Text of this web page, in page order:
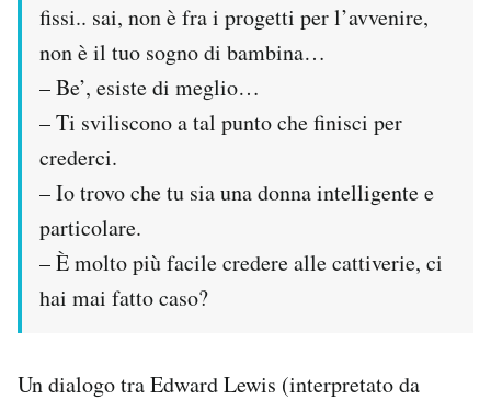
fissi.. sai, non è fra i progetti per l’avvenire,
non è il tuo sogno di bambina…
– Be’, esiste di meglio…
– Ti sviliscono a tal punto che finisci per
crederci.
– Io trovo che tu sia una donna intelligente e
particolare.
– È molto più facile credere alle cattiverie, ci
hai mai fatto caso?
Un dialogo tra Edward Lewis (interpretato da